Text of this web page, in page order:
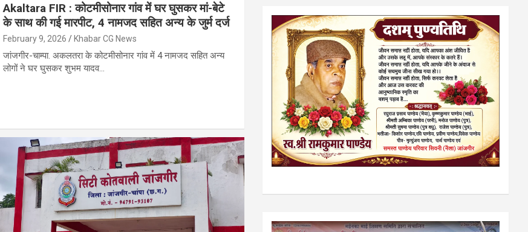
Akaltara FIR : कोटमीसोनार गांव में घर घुसकर मां-बेटे
के साथ की गई मारपीट, 4 नामजद सहित अन्य के जुर्म दर्ज
February 9, 2026 Khabar CG News
जांजगीर-चाम्पा. अकलतरा के कोटमीसोनार गांव में 4 नामजद सहित अन्य
लोगों ने घर घुसकर शुभम यादव…